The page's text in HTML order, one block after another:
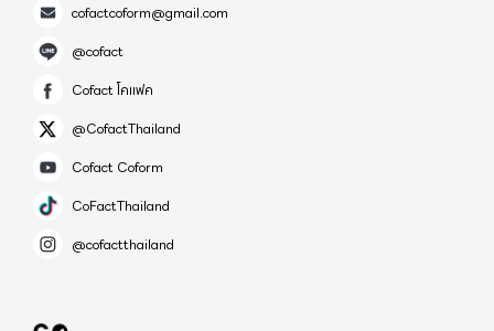
cofactcoform@gmail.com
@cofact
Cofact โคแฟค
@CofactThailand
Cofact Coform
CoFactThailand
@cofactthailand